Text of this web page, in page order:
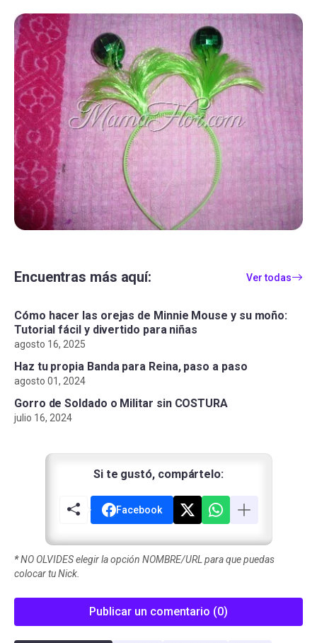
Encuentras más aquí: Ver todas
Cómo hacer las orejas de Minnie Mouse y su moño:
Tutorial fácil y divertido para niñas
agosto 16, 2025
Haz tu propia Banda para Reina, paso a paso
agosto 01, 2024
Gorro de Soldado o Militar sin COSTURA
julio 16, 2024
Si te gustó, compártelo:
Facebook
*NO OLVIDES elegir la opción NOMBRE/URL para que puedas
colocar tu Nick.
Publicar un comentario (0)